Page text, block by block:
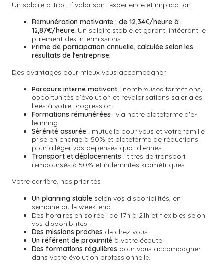
Un salaire attractif valorisant expérience et implication
Rémunération motivante : de 12,34€/heure à
12,87€/heure. Un salaire stable et garanti intégrant le
paiement des intermissions.
Prime de participation annuelle, calculée selon les
résultats de l’entreprise.
Des avantages pour mieux vous accompagner
Parcours interne motivant : nombreuses formations,
opportunités d’évolution et revalorisations salariales
liées à votre progression.
Formations rémunérées : via notre plateforme d'e-
learning.
Sérénité assurée : mutuelle pour vous et votre famille
prise en charge à 50% et plateforme de réductions
pour alléger vos dépenses quotidiennes.
Transport et déplacements : titres de transport
remboursés à 50% et indemnités kilométriques.
Votre carrière, nos priorités
Un planning stable selon vos disponibilités, en
semaine ou le week-end.
Des horaires en soirée : de 17h à 21h et flexibles selon
vos disponibilités.
Des missions proches de chez vous.
Un référent de proximité à votre écoute.
Des formations régulières pour vous accompagner
dans votre évolution professionnelle.